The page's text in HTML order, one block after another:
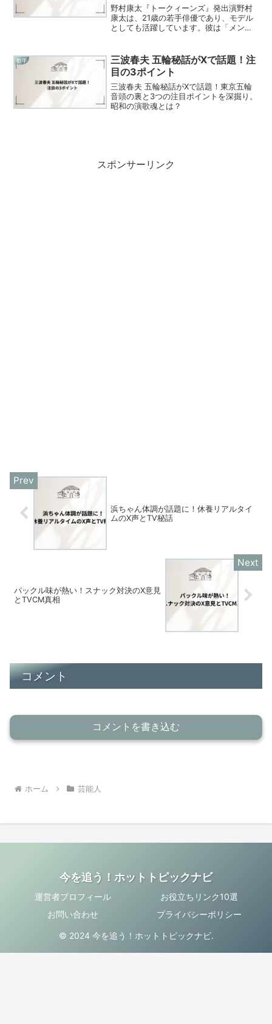
野村康太『トークィーンズ』発出演野村
康太は、21歳の若手俳優であり、モデル
としても活躍しています。彼は「メンズ
11月30日生まれで、東京都出身の俳優で
す。身長184...
歌手
三波春夫 五輪秘話がXで話題！注
目の3ポイント
三波春夫 五輪秘話がXで話題！東京五輪
音頭の裏と3つの注目ポイントを深掘り。
昭和の演歌魂とは？
スポンサーリンク
浜ちゃん体調が話題に！休養リアルタイ
ムのX声とTV秘話
パックル味が熱い！スナック対決のX意見
とTVCM真相
コメント
コメントを書き込む
ホーム 芸能人
今を追う！ホットトピックナビ
運営者プロフィール
お役立ちリンク10選
お問い合わせ
プライバシーポリシー
© 2024 今を追う！ホットトピックナビ.